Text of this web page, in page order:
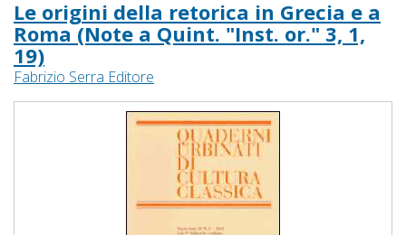
Le origini della retorica in Grecia e a
Roma (Note a Quint. "Inst. or." 3, 1,
19)
Fabrizio Serra Editore